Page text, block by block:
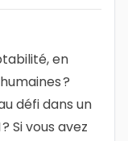
en
?
défi dans un
Si vous avez